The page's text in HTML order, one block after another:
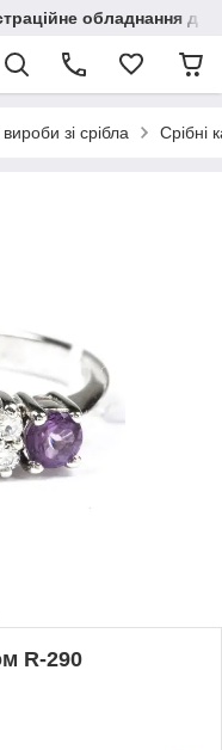
обладнання
зі срібла Срібні
R-290